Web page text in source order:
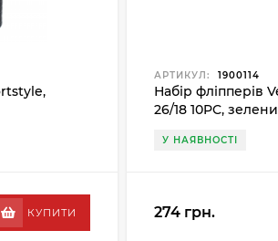
КУПИТИ
АРТИКУЛ: 1900114
Набір фліпперів
26/18 10PC,
У НАЯВНОСТІ
274 грн.